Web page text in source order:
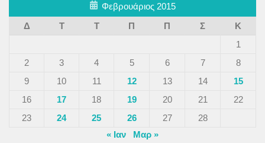
Φεβρουάριος 2015
Δ
Τ Τ Π Π Σ
Κ
1
2
3 4 5 6 7
8
9
10 11 12 13 14
15
16
17 18 19 20 21
22
23
24 25 26 27
28
« Ιαν
Μαρ »